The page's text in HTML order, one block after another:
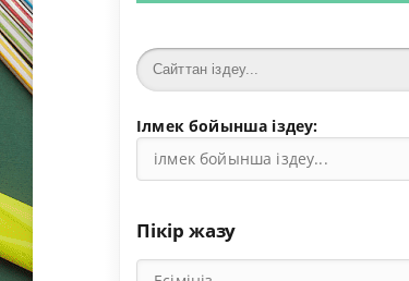
Ілмек бойынша іздеу:
Пікір жазу